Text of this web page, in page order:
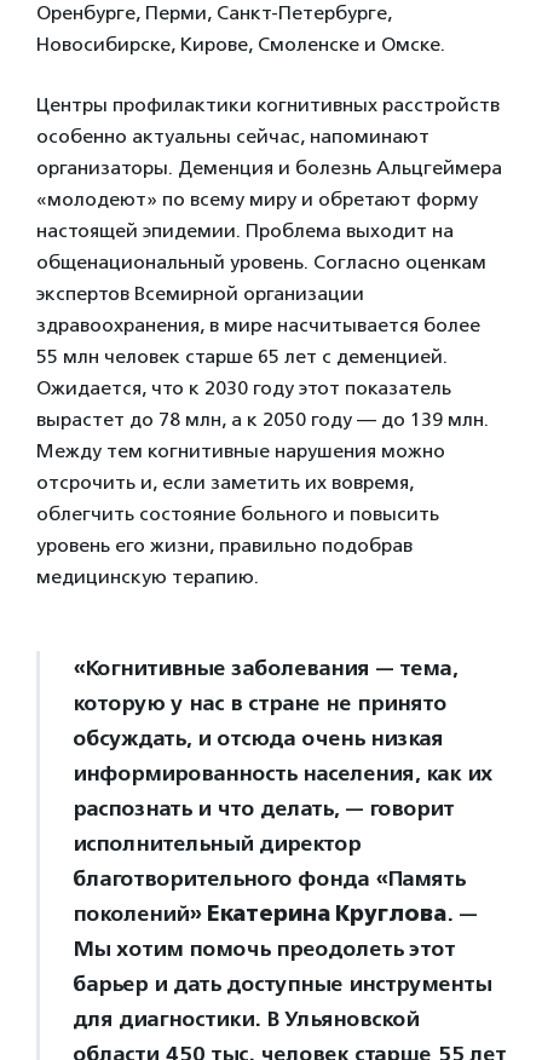
Оренбурге, Перми, Санкт-Петербурге,
Новосибирске, Кирове, Смоленске и Омске.
Центры профилактики когнитивных расстройств
особенно актуальны сейчас, напоминают
организаторы. Деменция и болезнь Альцгеймера
«молодеют» по всему миру и обретают форму
настоящей эпидемии. Проблема выходит на
общенациональный уровень. Согласно оценкам
экспертов Всемирной организации
здравоохранения, в мире насчитывается более
55 млн человек старше 65 лет с деменцией.
Ожидается, что к 2030 году этот показатель
вырастет до 78 млн, а к 2050 году — до 139 млн.
Между тем когнитивные нарушения можно
отсрочить и, если заметить их вовремя,
облегчить состояние больного и повысить
уровень его жизни, правильно подобрав
медицинскую терапию.
«Когнитивные заболевания — тема,
которую у нас в стране не принято
обсуждать, и отсюда очень низкая
информированность населения, как их
распознать и что делать, — говорит
исполнительный директор
благотворительного фонда «Память
поколений» Екатерина Круглова. —
Мы хотим помочь преодолеть этот
барьер и дать доступные инструменты
для диагностики. В Ульяновской
области 450 тыс. человек старше 55 лет